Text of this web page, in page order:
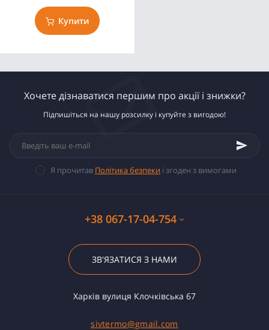
Купити
Хочете дізнаватися першим про акції і знижки?
Підпишіться на нашу розсилку і купуйте з вигодою!
Я прочитав Політика безпеки і згоден з вимогами
+38 067-17-04-754
ЗВ'ЯЗАТИСЯ З НАМИ
Харків вулиця Клочківська 67
sivtermo@gmail.com